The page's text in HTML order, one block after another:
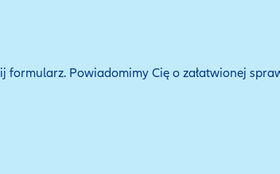
formularz. Powiadomimy Cię o załatwionej